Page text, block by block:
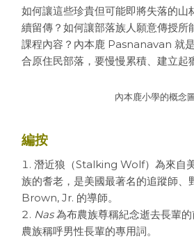
如何讓這些珍貴但可能即將失落的山
續留傳？如何讓部落族人願意傳授所
課程內容？內本鹿 Pasnanavan 就
合原住民部落，要慢慢累積、建立起
內本鹿小學的概念
編按
潛近狼（Stalking Wolf）為來自
族的耆老，是美國最著名的追蹤師、
Brown, Jr. 的導師。
Nas為布農族尊稱紀念逝去長輩的
農族稱呼男性長輩的專用詞。